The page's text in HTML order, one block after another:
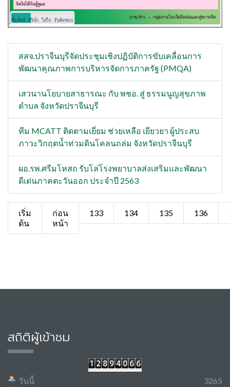
สสจ.ปราจีนบุรีจัดประชุมเชิงปฏิบัติการขับเคลื่อนการ
พัฒนาคุณภาพการบริหารจัดการภาครัฐ (PMQA)
เสวนานโยบายสาธารณะ กับ พชอ. สู่ ธรรมนูญสุขภาพ
ตำบล จังหวัดปราจีนบุรี
ทีม MCATT ติดตามเยี่ยม ช่วยเหลือ เยียวยา ผู้ประสบ
ภาวะวิกฤตน้ำท่วมดินโคลนถล่ม จังหวัดปราจีนบุรี
ผอ.รพ.ศรีมโหสถ รับโล่โรงพยาบาลส่งเสริมและพัฒนา
ดีเด่นภาคตะวันออก ประจำปี 2563
เริ่ม
ต้น
ก่อน
หน้า
133 134 135 136
สถิติผู้เข้าชม
วันนี้
3265